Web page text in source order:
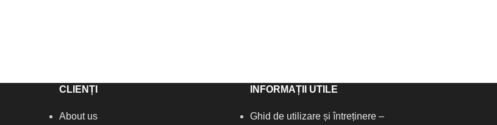
CLIENȚI
About us
INFORMAȚII UTILE
Ghid de utilizare și întreținere –